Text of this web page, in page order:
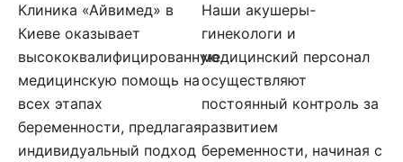
Клиника «Айвимед» в
Киеве оказывает
высококвалифицированную
медицинскую помощь на
всех этапах
беременности, предлагая
индивидуальный подход
Наши акушеры-
гинекологи и
медицинский персонал
осуществляют
постоянный контроль за
развитием
беременности, начиная с